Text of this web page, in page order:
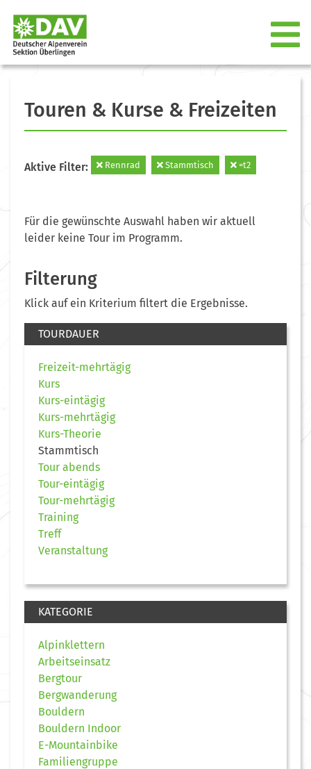
Touren & Kurse & Freizeiten
Aktive Filter: Rennrad Stammtisch =t2
Für die gewünschte Auswahl haben wir aktuell
leider keine Tour im Programm.
Filterung
Klick auf ein Kriterium filtert die Ergebnisse.
TOURDAUER
Freizeit-mehrtägig
Kurs
Kurs-eintägig
Kurs-mehrtägig
Kurs-Theorie
Stammtisch
Tour abends
Tour-eintägig
Tour-mehrtägig
Training
Treff
Veranstaltung
KATEGORIE
Alpinklettern
Arbeitseinsatz
Bergtour
Bergwanderung
Bouldern
Bouldern Indoor
E-Mountainbike
Familiengruppe